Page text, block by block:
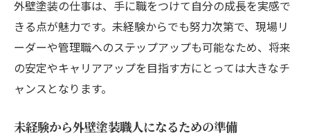
外壁塗装の仕事は、手に職をつけて自分の成長を実感で
きる点が魅力です。未経験からでも努力次第で、現場リ
ーダーや管理職へのステップアップも可能なため、将来
の安定やキャリアアップを目指す方にとっては大きなチ
ャンスとなります。
未経験から外壁塗装職人になるための準備